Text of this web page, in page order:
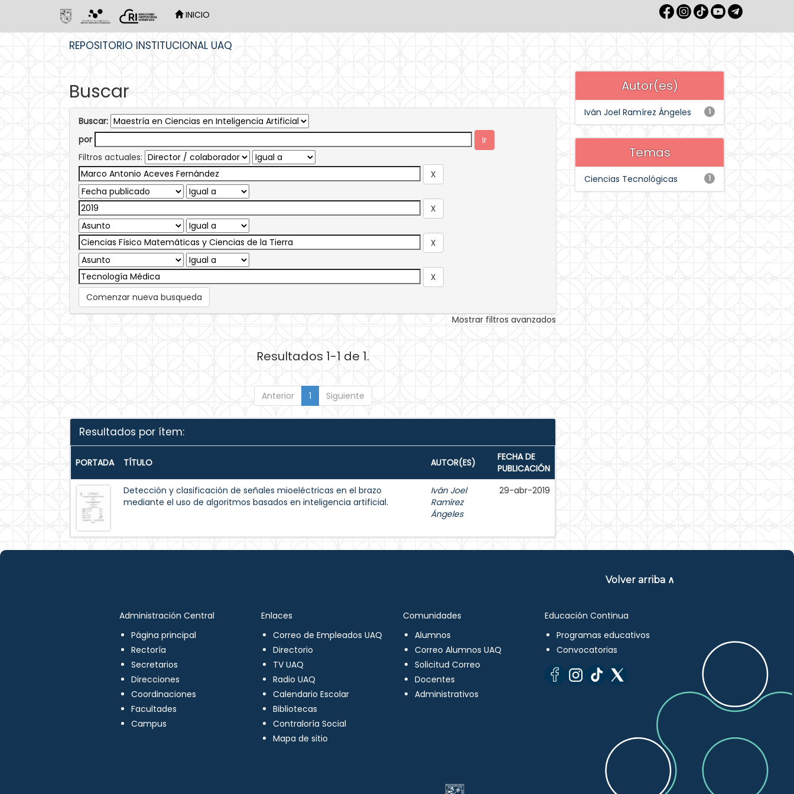
INICIO
REPOSITORIO INSTITUCIONAL UAQ
Buscar
Buscar:
por
Filtros actuales:
Comenzar nueva busqueda
Mostrar filtros avanzados
Resultados 1-1 de 1.
Anterior 1 Siguiente
Resultados por ítem:
PORTADA TÍTULO AUTOR(ES)
FECHA DE
PUBLICACIÓN
Detección y clasificación de señales mioeléctricas en el brazo
mediante el uso de algoritmos basados en inteligencia artificial.
Iván Joel
Ramírez
Ángeles
29-abr-2019
Autor(es)
1
Iván Joel Ramírez Ángeles
Temas
1
Ciencias Tecnológicas
Volver arriba ∧
Administración Central
Página principal
Rectoría
Secretarios
Direcciones
Coordinaciones
Facultades
Campus
Enlaces
Correo de Empleados UAQ
Directorio
TV UAQ
Radio UAQ
Calendario Escolar
Bibliotecas
Contraloría Social
Mapa de sitio
Comunidades
Alumnos
Correo Alumnos UAQ
Solicitud Correo
Docentes
Administrativos
Educación Continua
Programas educativos
Convocatorias